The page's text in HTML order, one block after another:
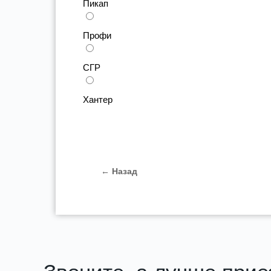
Пикап
Профи
СГР
Хантер
← Назад